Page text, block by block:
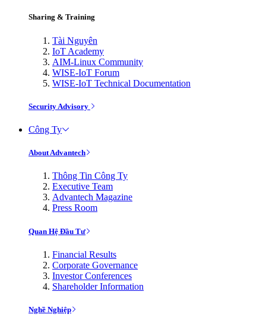
Sharing & Training
Tài Nguyên
IoT Academy
AIM-Linux Community
WISE-IoT Forum
WISE-IoT Technical Documentation
Security Advisory
Công Ty
About Advantech
Thông Tin Công Ty
Executive Team
Advantech Magazine
Press Room
Quan Hệ Đầu Tư
Financial Results
Corporate Governance
Investor Conferences
Shareholder Information
Nghề Nghiệp